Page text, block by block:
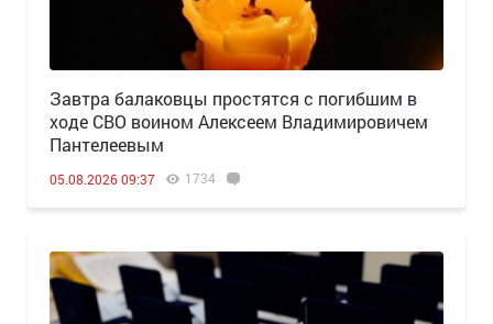
Завтра балаковцы простятся с погибшим в
ходе СВО воином Алексеем Владимировичем
Пантелеевым
05.08.2026 09:37 1734